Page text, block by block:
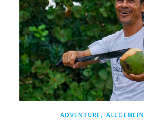
ADVENTURE,ALLGEMEIN